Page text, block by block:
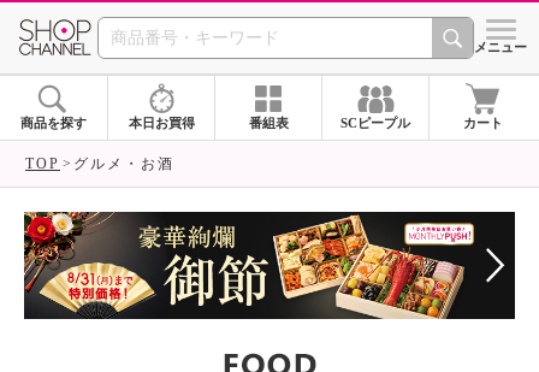
SHOP CHANNEL ショッ
メニュー
商品を探す 本日お買得 番組表 SCピープル カート
TOP グルメ・お酒